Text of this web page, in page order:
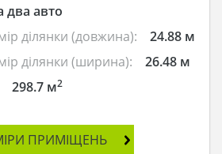
два авто
ділянки (довжина):
24.88 м
ділянки (ширина):
26.48 м
298.7 м2
ПРИМІЩЕНЬ